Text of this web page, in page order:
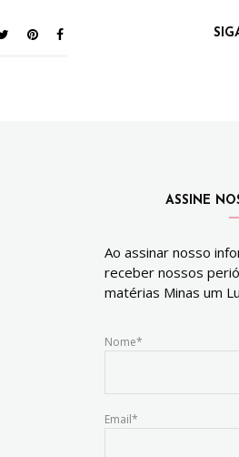
ASSINE
Ao assinar nosso
receber nossos
matérias Minas um
Nome*
Email*